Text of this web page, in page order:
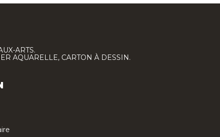
ARTS.
AQUARELLE, CARTON À DESSIN.